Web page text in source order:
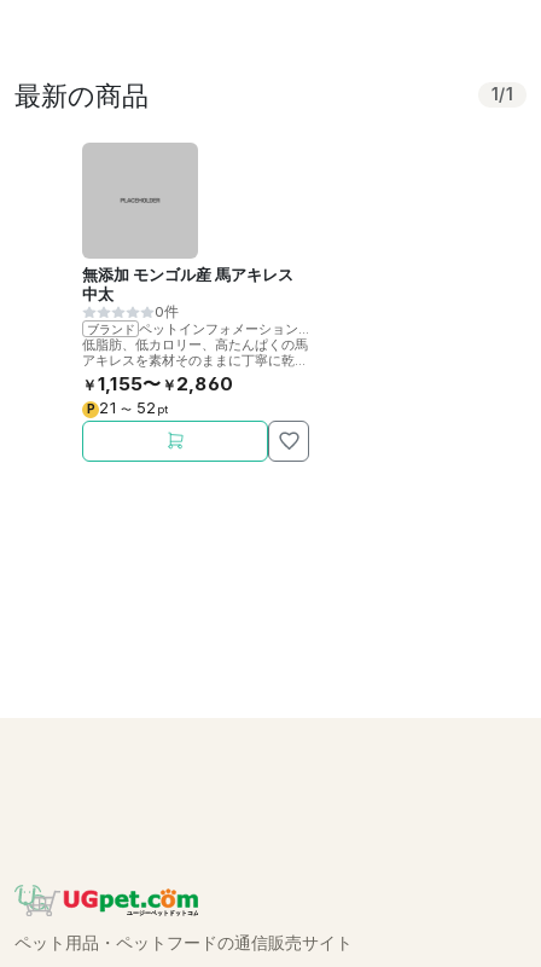
最新の商品 1 /1
無添加 モンゴル産 馬アキレス
中太
0件
ブランド
低脂肪、低カロリー、高たんぱくの馬
アキレスを素材そのままに丁寧に乾燥
させました。噛むことで歯の健康をサ
ポート。
￥ 1,155〜 ￥ 2,860
P 21 〜 52 pt
ペット用品・ペットフードの通信販売サイト